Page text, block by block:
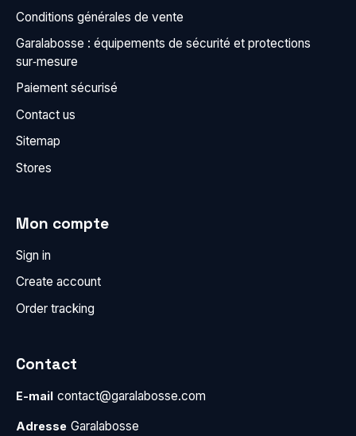
Conditions générales de vente
Garalabosse : équipements de sécurité et protections
sur‑mesure
Paiement sécurisé
Contact us
Sitemap
Stores
Mon compte
Sign in
Create account
Order tracking
Contact
E-mail contact@garalabosse.com
Adresse Garalabosse